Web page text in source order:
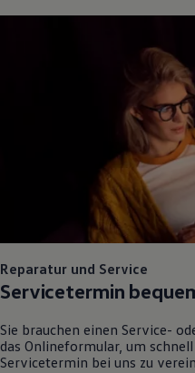
Reparatur und Service
Servicetermin
Sie brauchen einen Service-
das Onlineformular, um
Servicetermin bei uns zu